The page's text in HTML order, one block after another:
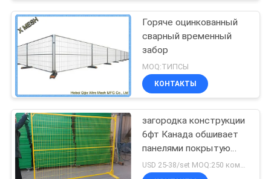
Горяче оцинкованный
сварный временный
забор
MOQ:ТИПСЫ
КОНТАКТЫ
загородка конструкции
6фт Канада обшивает
панелями покрытую
порошком временную
загородку сетки